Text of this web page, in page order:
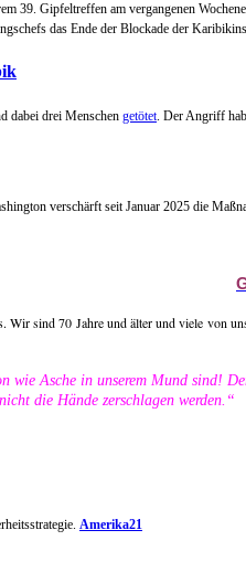
39. Gipfeltreffen am vergangenen
das Ende der Blockade der
dabei drei Menschen getötet. Der Angriff
verschärft seit Januar 2025 die
sind 70 Jahre und älter und viele von
wie Asche in unserem Mund sind!
die Hände zerschlagen werden.“
Amerika21